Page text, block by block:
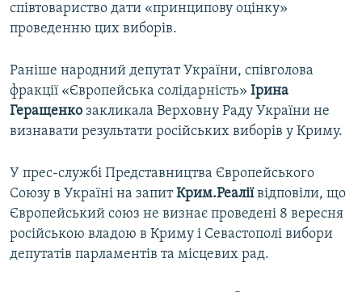
співтовариство дати «принципову оцінку»
проведенню цих виборів.
Раніше народний депутат України, співголова
фракції «Європейська солідарність» Ірина
Геращенко закликала Верховну Раду України не
визнавати результати російських виборів у Криму.
У прес-службі Представництва Європейського
Союзу в Україні на запитКрим.Реаліївідповіли, що
Європейський союз не визнає проведені 8 вересня
російською владою в Криму і Севастополі вибори
депутатів парламентів та місцевих рад.